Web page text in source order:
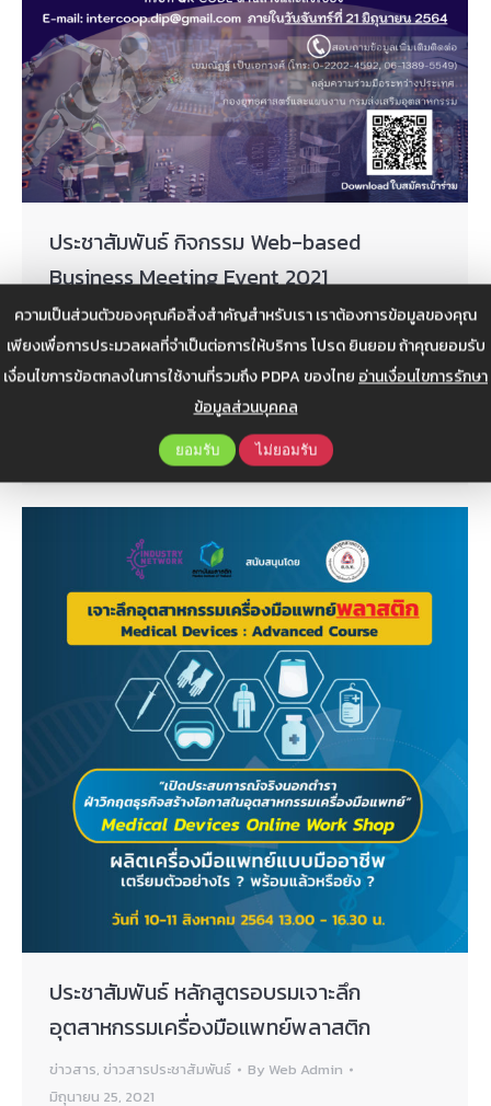
ความเป็นส่วนตัวของคุณคือสิ่งสำคัญสำหรับเรา เราต้องการข้อมูลของคุณ
เพียงเพื่อการประมวลผลที่จำเป็นต่อการให้บริการ โปรด ยินยอม ถ้าคุณยอมรับ
เงื่อนไขการข้อตกลงในการใช้งานที่รวมถึง PDPA ของไทย อ่านเงื่อนไขการรักษา
ข้อมูลส่วนบุคคล
ยอมรับ ไม่ยอมรับ
ประชาสัมพันธ์ กิจกรรม Web-based
Business Meeting Event 2021
ข่าวสาร,ข่าวสารประชาสัมพันธ์ ByWeb Admin
กรกฎาคม 6, 2021
Web-based Business Meeting Online 2021 เพื่อสร้าง
การเชื่อมโยงสู่ผู้ประกอบการ พร้อมสร้างเครือข่ายร่วมกัน
ระหว่างหน่วยงาน
ประชาสัมพันธ์ หลักสูตรอบรมเจาะลึก
อุตสาหกรรมเครื่องมือแพทย์พลาสติก
ข่าวสาร, ข่าวสารประชาสัมพันธ์ By Web Admin
มิถุนายน 25, 2021